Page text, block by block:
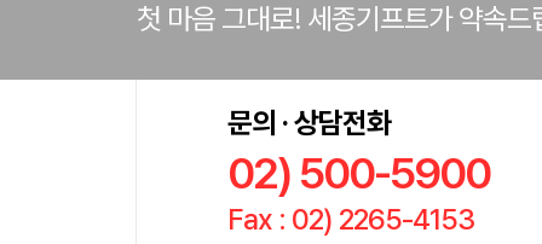
첫 마음 그대로! 세종기프트가 약속드
문의 · 상담전화
02) 500-5900
Fax : 02) 2265-4153